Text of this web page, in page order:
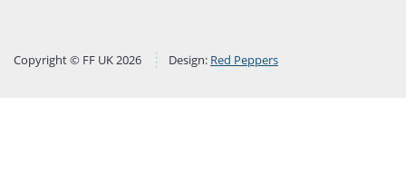
Copyright © FF UK 2026 Design: Red Peppers